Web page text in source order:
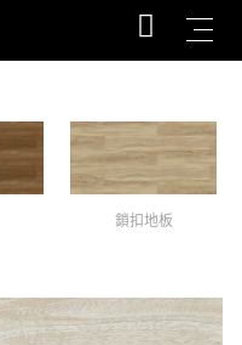
鎖扣地板